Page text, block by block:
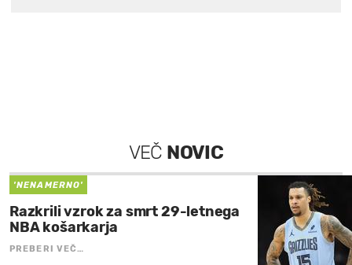
VEČ NOVIC
'NENAMERNO'
Razkrili vzrok za smrt 29-letnega
NBA košarkarja
PREBERI VEČ…